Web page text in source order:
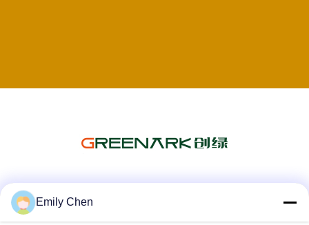
Emily Chen